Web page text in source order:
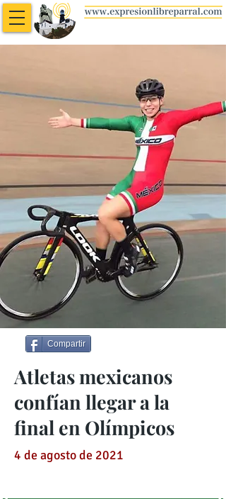
Compartir
Atletas mexicanos
confían llegar a la
final en Olímpicos
4 de agosto de 2021